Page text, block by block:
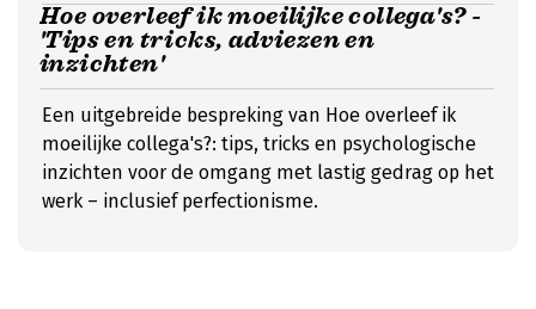
Hoe overleef ik moeilijke collega's? -
'Tips en tricks, adviezen en
inzichten'
Een uitgebreide bespreking van Hoe overleef ik
moeilijke collega's?: tips, tricks en psychologische
inzichten voor de omgang met lastig gedrag op het
werk – inclusief perfectionisme.